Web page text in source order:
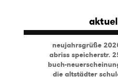
neujahrsgrüße
abriss speicherstr.
buch-
die altstädter